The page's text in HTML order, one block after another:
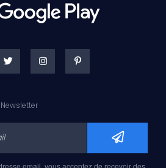
Newsletter
email, vous acceptez de recevoir des